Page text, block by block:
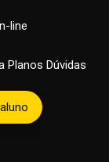
line
Planos Dúvidas